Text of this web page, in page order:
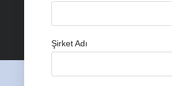
Şirket Adı